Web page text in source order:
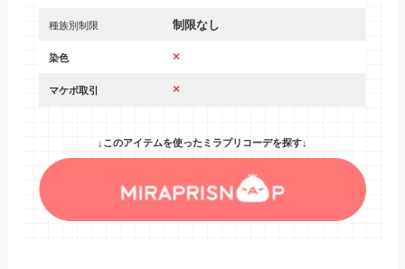
種族別制限 制限なし
染色 ×
マケボ取引 ×
↓このアイテムを使ったミラプリコーデを探す↓